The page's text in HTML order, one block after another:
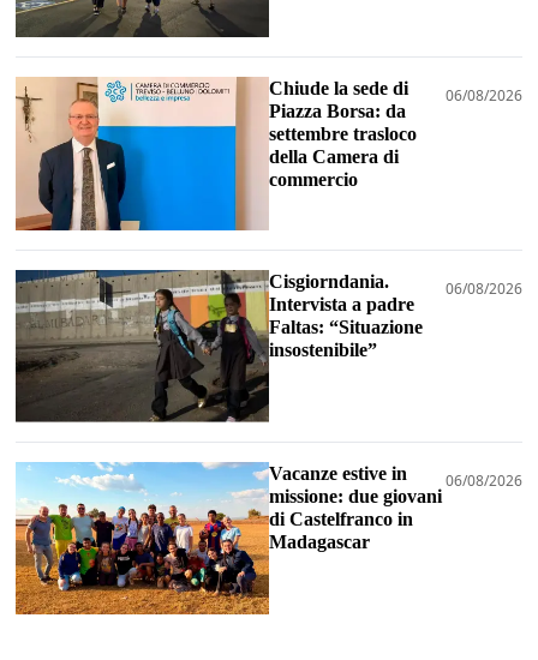
Chiude la sede di
Piazza Borsa: da
settembre trasloco
della Camera di
commercio
06/08/2026
Cisgiorndania.
Intervista a padre
Faltas: “Situazione
insostenibile”
06/08/2026
Vacanze estive in
missione: due giovani
di Castelfranco in
Madagascar
06/08/2026